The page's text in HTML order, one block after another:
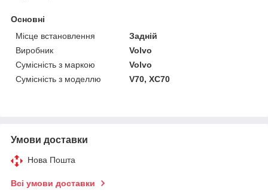
Основні
Місце встановлення
Задній
Виробник
Volvo
Сумісність з маркою
Volvo
Сумісність з моделлю
V70, XC70
Умови доставки
Нова Пошта
Всі умови доставки